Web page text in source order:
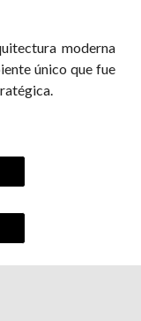
moderna
único que fue